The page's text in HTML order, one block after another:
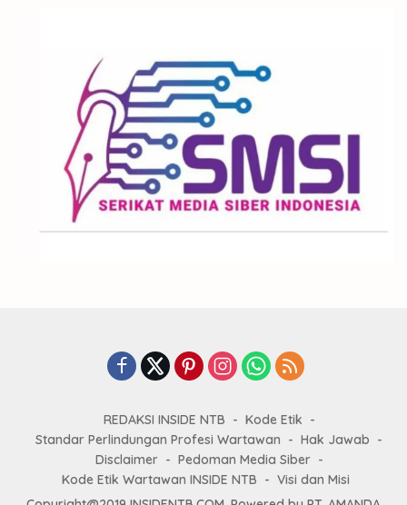
REDAKSI INSIDE NTB
Kode Etik
Standar Perlindungan Profesi Wartawan
Hak Jawab
Disclaimer
Pedoman Media Siber
Kode Etik Wartawan INSIDE NTB
Visi dan Misi